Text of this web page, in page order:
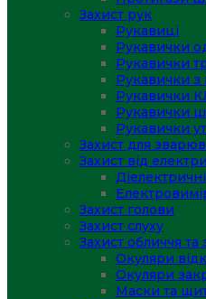
Захист рук
Рукавиці
Рукавички
Рукавички
Рукавички з
Рукавички
Рукавички
Рукавички
Захист для
Захист від
Захист голови
Захист слуху
Захист обличчя та
Окуляри
Окуляри
Маски та